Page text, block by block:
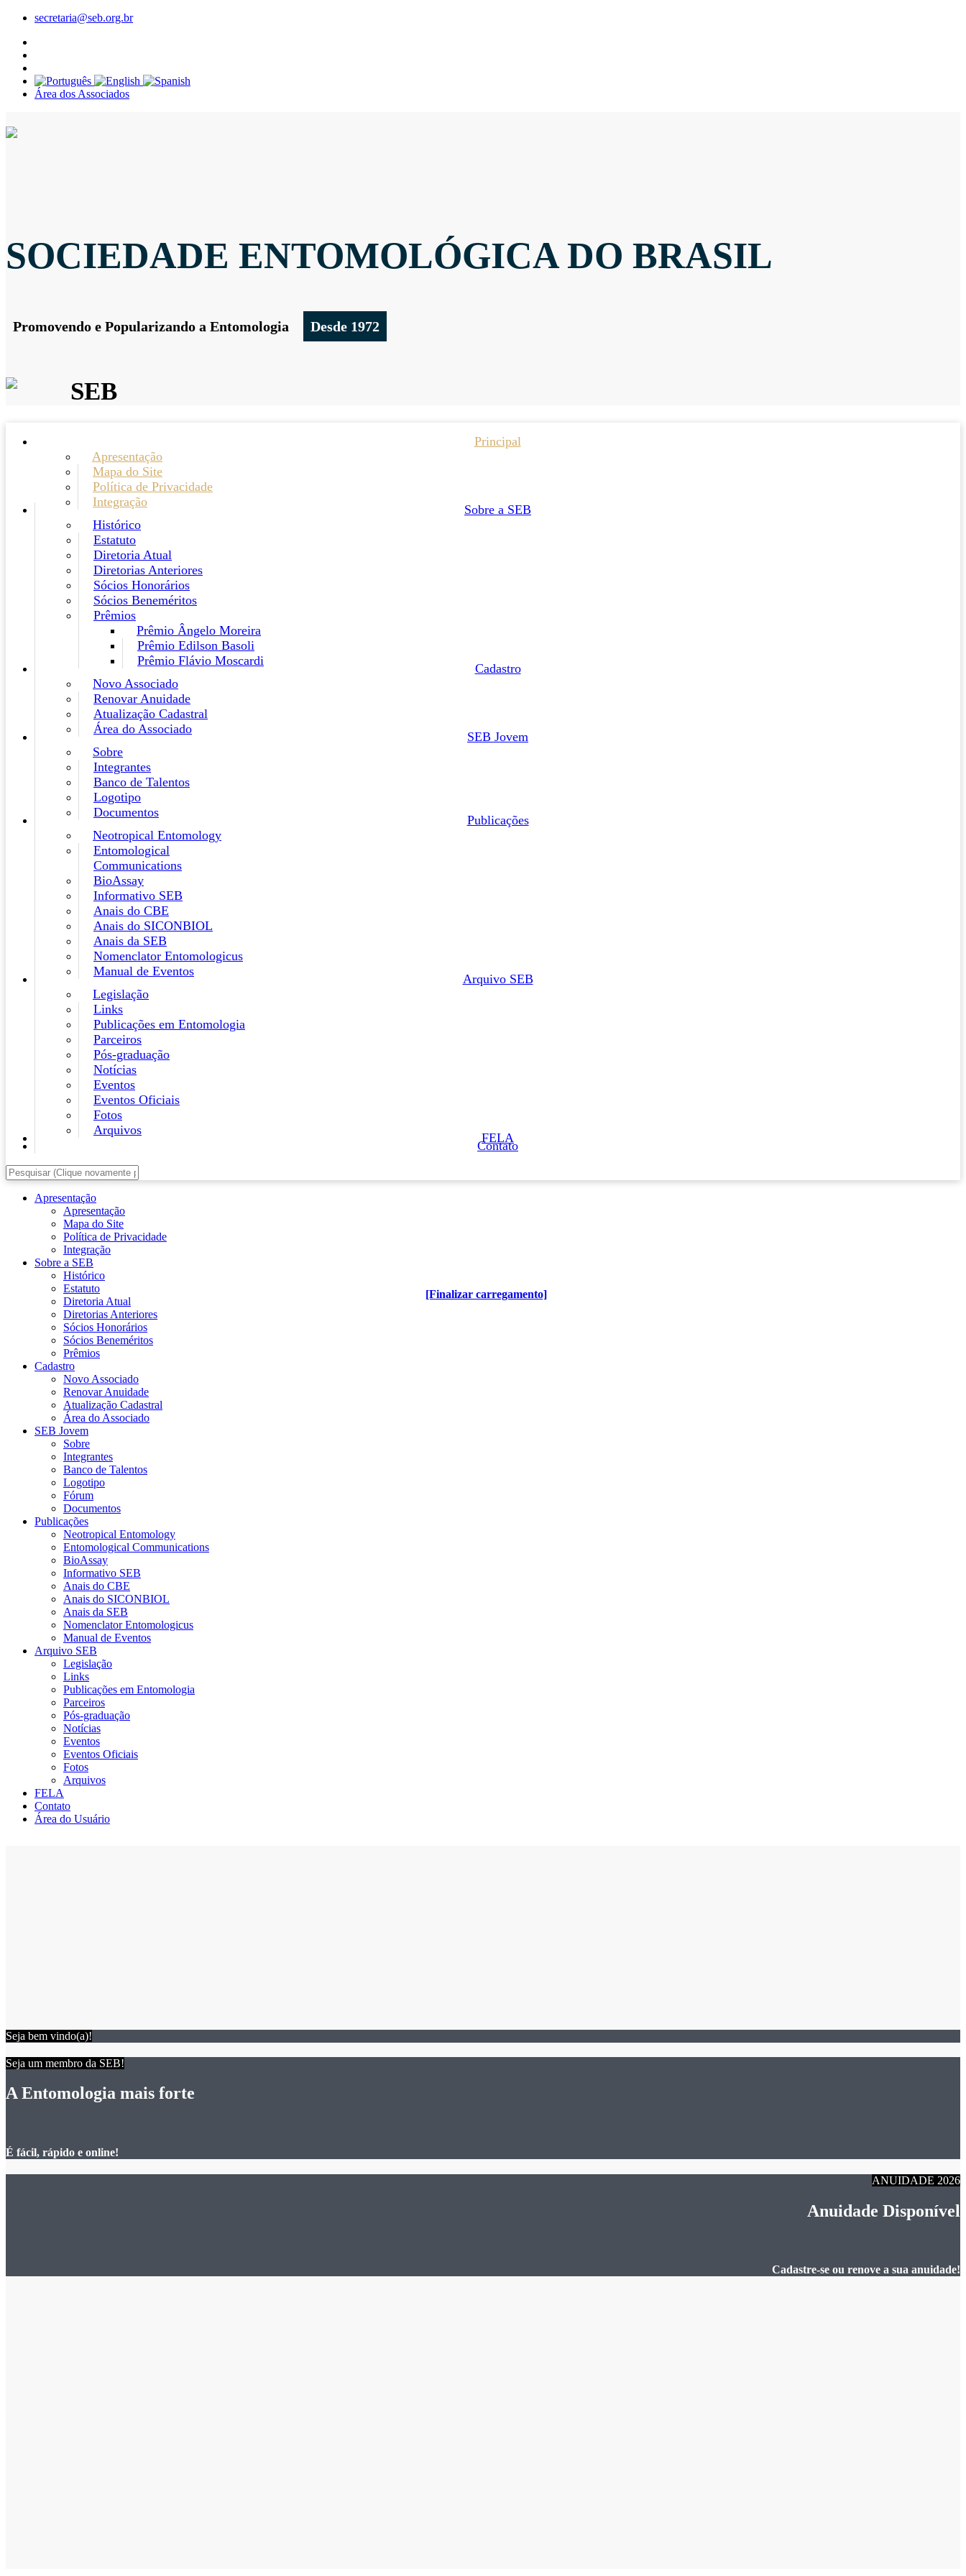
[Finalizar carregamento]
secretaria@seb.org.br
Área dos Associados
SOCIEDADE ENTOMOLÓGICA DO BRASIL
Promovendo e Popularizando a Entomologia Desde 1972
SEB
Principal
Apresentação
Mapa do Site
Política de Privacidade
Integração
Sobre a SEB
Histórico
Estatuto
Diretoria Atual
Diretorias Anteriores
Sócios Honorários
Sócios Beneméritos
Prêmios
Prêmio Ângelo Moreira
Prêmio Edilson Basoli
Prêmio Flávio Moscardi
Cadastro
Novo Associado
Renovar Anuidade
Atualização Cadastral
Área do Associado
SEB Jovem
Sobre
Integrantes
Banco de Talentos
Logotipo
Documentos
Publicações
Neotropical Entomology
Entomological
Communications
BioAssay
Informativo SEB
Anais do CBE
Anais do SICONBIOL
Anais da SEB
Nomenclator Entomologicus
Manual de Eventos
Arquivo SEB
Legislação
Links
Publicações em Entomologia
Parceiros
Pós-graduação
Notícias
Eventos
Eventos Oficiais
Fotos
Arquivos
FELA
Contato
Apresentação
Apresentação
Mapa do Site
Política de Privacidade
Integração
Sobre a SEB
Histórico
Estatuto
Diretoria Atual
Diretorias Anteriores
Sócios Honorários
Sócios Beneméritos
Prêmios
Cadastro
Novo Associado
Renovar Anuidade
Atualização Cadastral
Área do Associado
SEB Jovem
Sobre
Integrantes
Banco de Talentos
Logotipo
Fórum
Documentos
Publicações
Neotropical Entomology
Entomological Communications
BioAssay
Informativo SEB
Anais do CBE
Anais do SICONBIOL
Anais da SEB
Nomenclator Entomologicus
Manual de Eventos
Arquivo SEB
Legislação
Links
Publicações em Entomologia
Parceiros
Pós-graduação
Notícias
Eventos
Eventos Oficiais
Fotos
Arquivos
FELA
Contato
Área do Usuário
Seja bem vindo(a)!
Seja um membro da SEB!
A Entomologia mais forte
É fácil, rápido e online!
ANUIDADE 2026
Anuidade Disponível
Cadastre-se ou renove a sua anuidade!